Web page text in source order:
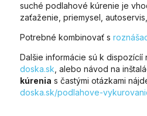
suché podlahové kúrenie je
zaťaženie, priemysel,
Potrebné kombinovať s
Dalšie informácie sú k dispozícíí
doska.sk , alebo návod na
kúrenia s častými otázkami
doska.sk/podlahove-